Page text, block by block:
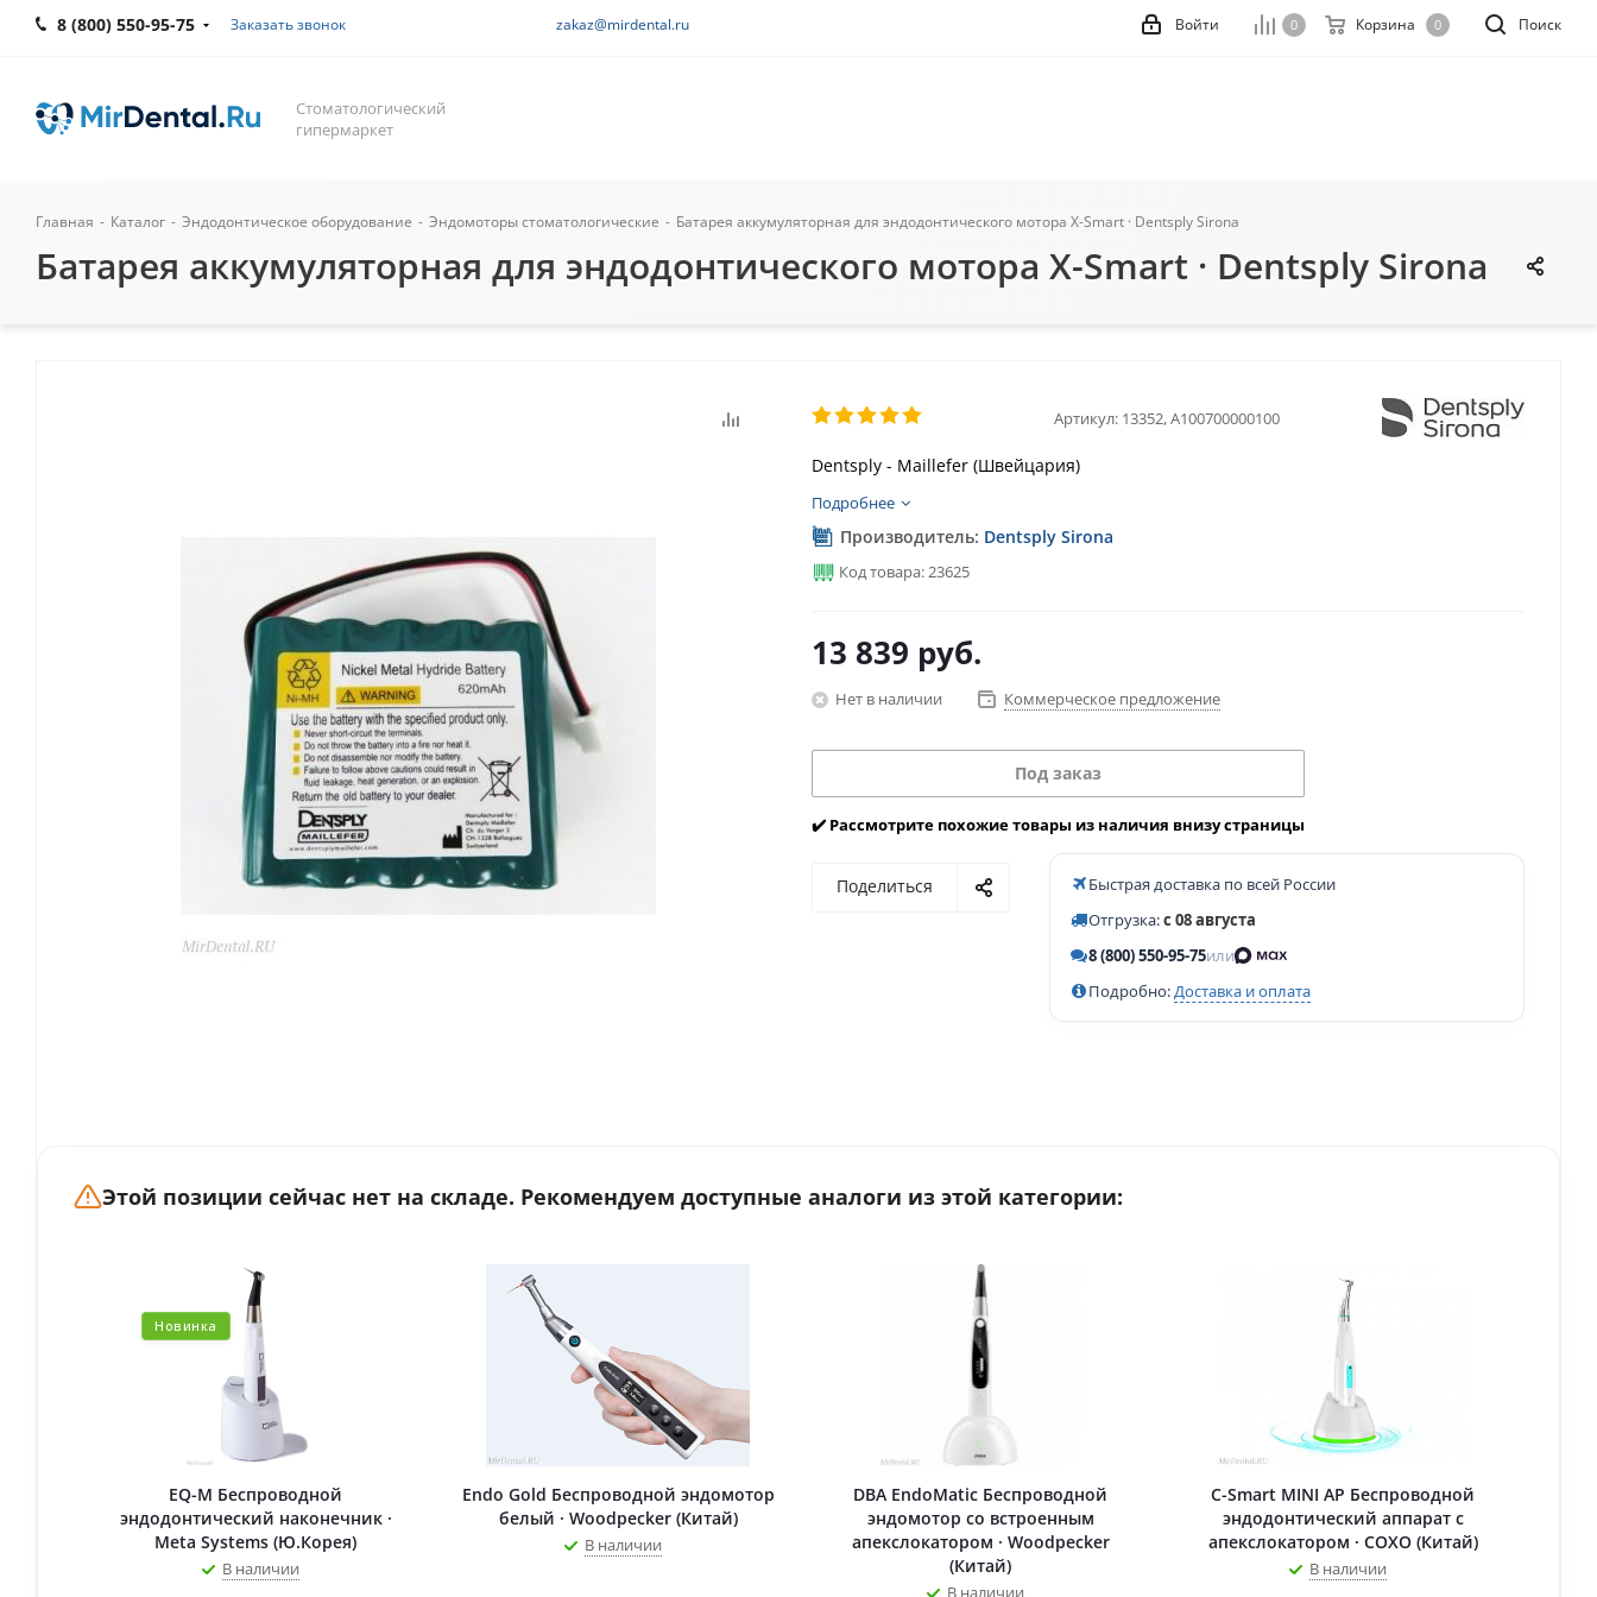
8 (800) 550-95-75 Заказать звонок zakaz@mirdental.ru Поиск
0 Корзина 0
Войти
Стоматологический
гипермаркет
Главная - Каталог - Эндодонтическое оборудование - Эндомоторы стоматологические - Батарея аккумуляторная для эндодонтического мотора X-Smart · Dentsply Sirona
Батарея аккумуляторная для эндодонтического мотора X-Smart · Dentsply Sirona
Артикул: 13352, A100700000100
Dentsply - Maillefer (Швейцария)
Подробнее
Производитель: Dentsply Sirona
Код товара: 23625
13 839 руб.
Нет в наличии Коммерческое предложение
Под заказ
✔️ Рассмотрите похожие товары из наличия внизу страницы
Поделиться
Быстрая доставка по всей России
Отгрузка:с 08 августа
8 (800) 550-95-75или
Подробно:Доставка и оплата
Этой позиции сейчас нет на складе. Рекомендуем доступные аналоги из этой категории:
Новинка
EQ-M Беспроводной
эндодонтический наконечник ·
Meta Systems (Ю.Корея)
В наличии
Endo Gold Беспроводной эндомотор
белый · Woodpecker (Китай)
В наличии
DBA EndoMatic Беспроводной
эндомотор со встроенным
апекслокатором · Woodpecker
(Китай)
В наличии
C-Smart MINI AP Беспроводной
эндодонтический аппарат с
апекслокатором · COXO (Китай)
В наличии